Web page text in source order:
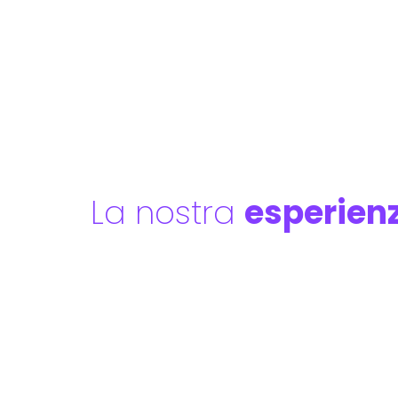
La nostra